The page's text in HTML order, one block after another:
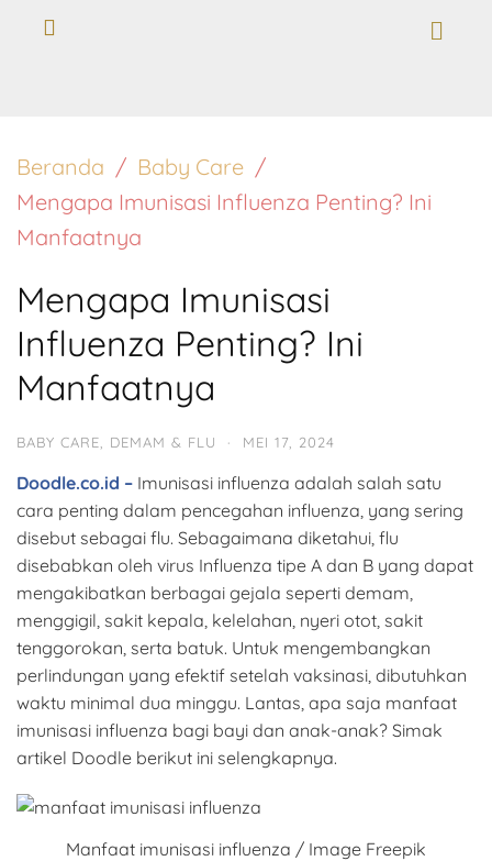
Beranda
Baby Care
Mengapa Imunisasi Influenza Penting? Ini
Manfaatnya
Mengapa Imunisasi
Influenza Penting? Ini
Manfaatnya
BABY CARE DEMAM & FLU · MEI 17, 2024
Doodle.co.id – Imunisasi influenza adalah salah satu
cara penting dalam pencegahan influenza, yang sering
disebut sebagai flu. Sebagaimana diketahui, flu
disebabkan oleh virus Influenza tipe A dan B yang dapat
mengakibatkan berbagai gejala seperti demam,
menggigil, sakit kepala, kelelahan, nyeri otot, sakit
tenggorokan, serta batuk. Untuk mengembangkan
perlindungan yang efektif setelah vaksinasi, dibutuhkan
waktu minimal dua minggu. Lantas, apa saja manfaat
imunisasi influenza bagi bayi dan anak-anak? Simak
artikel Doodle berikut ini selengkapnya.
Manfaat imunisasi influenza / Image Freepik